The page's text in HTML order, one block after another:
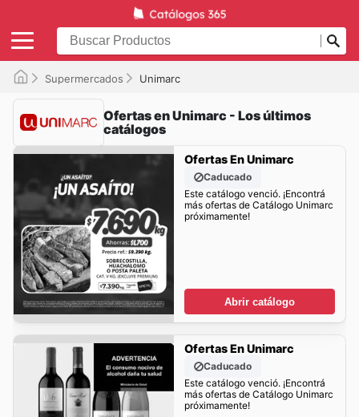
Supermercados Unimarc
Ofertas en Unimarc - Los últimos
catálogos
Ofertas En Unimarc
Caducado
Este catálogo venció. ¡Encontrá
más ofertas de Catálogo Unimarc
próximamente!
Abrir catálogo
Ofertas En Unimarc
Caducado
Este catálogo venció. ¡Encontrá
más ofertas de Catálogo Unimarc
próximamente!